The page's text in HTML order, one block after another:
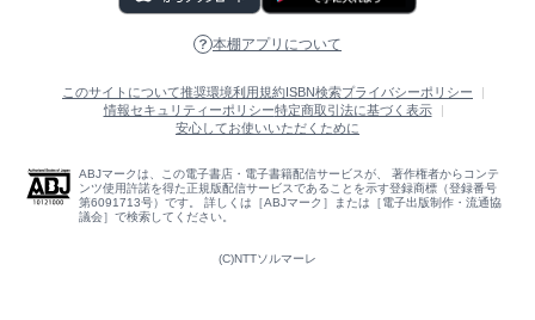
本棚アプリについて
このサイトについて推奨環境利用規約 ISBN検索プライバシーポリシー
情報セキュリティーポリシー特定商取引法に基づく表示
安心してお使いいただくために
ABJマークは、この電子書店・電子書籍配信サービスが、 著作権者からコンテ
ンツ使用許諾を得た正規版配信サービスであることを示す登録商標（登録番号
第6091713号）です。 詳しくは［ABJマーク］または［電子出版制作・流通協
議会］で検索してください。
(C)NTTソルマーレ